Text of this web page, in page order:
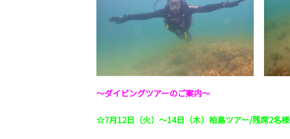
～ダイビングツアーのご案内～
☆7月12日（火）～14日（木）柏島ツアー/残席2名様